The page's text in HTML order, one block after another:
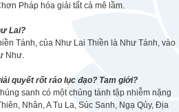
Pháp hóa giải tất cả mê lầm.
Lai?
Tánh, của Như Lai Thiền là Như Tánh, vào
Như.
quyết rốt ráo lục đạo? Tam giới?
sanh có một chủng tánh tập nhiễm nặng
Nhân, A Tu La, Súc Sanh, Ngạ Qủy, Địa